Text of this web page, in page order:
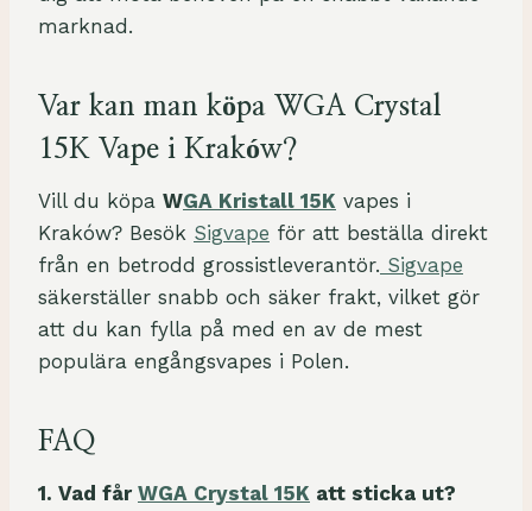
marknad.
Var kan man köpa WGA Crystal
15K Vape i Kraków?
Vill du köpa WGA Kristall 15K vapes i
Kraków? Besök Sigvape för att beställa direkt
från en betrodd grossistleverantör. Sigvape
säkerställer snabb och säker frakt, vilket gör
att du kan fylla på med en av de mest
populära engångsvapes i Polen.
FAQ
1. Vad får WGA Crystal 15K att sticka ut?